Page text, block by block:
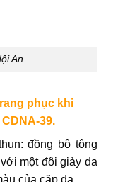
An
phục khi
39.
đồng bộ tông
một đôi giày da
của cặp da.